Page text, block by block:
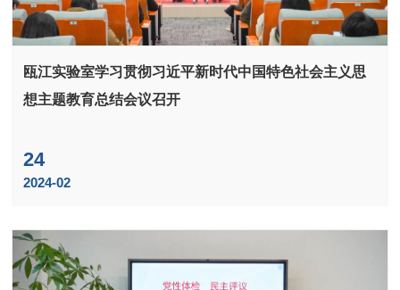
瓯江实验室学习贯彻习近平新时代中国特色社会主义思
想主题教育总结会议召开
24
2024-02